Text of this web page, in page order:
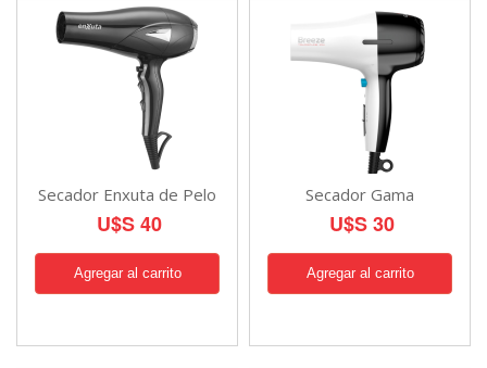
Secador Enxuta de Pelo
U$S 40
Secador Gama
U$S 30